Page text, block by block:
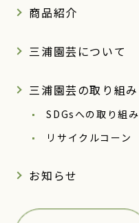
商品紹介
三浦園芸について
三浦園芸の取り組み
SDGsへの取り組み
リサイクルコーン
お知らせ